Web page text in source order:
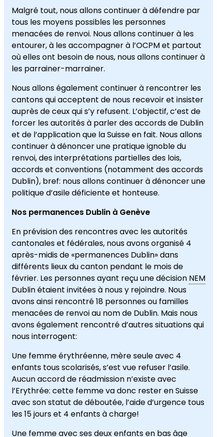
Malgré tout, nous allons continuer à défendre par
tous les moyens possibles les personnes
menacées de renvoi. Nous allons continuer à les
entourer, à les accompagner à l’OCPM et partout
où elles ont besoin de nous, nous allons continuer à
les parrainer-marrainer.
Nous allons également continuer à rencontrer les
cantons qui acceptent de nous recevoir et insister
auprès de ceux qui s’y refusent. L’objectif, c’est de
forcer les autorités à parler des accords de Dublin
et de l’application que la Suisse en fait. Nous allons
continuer à dénoncer une pratique ignoble du
renvoi, des interprétations partielles des lois,
accords et conventions (notamment des accords
Dublin), bref: nous allons continuer à dénoncer une
politique d’asile déficiente et honteuse.
Nos permanences Dublin à Genève
En prévision des rencontres avec les autorités
cantonales et fédérales, nous avons organisé 4
après-midis de «permanences Dublin» dans
différents lieux du canton pendant le mois de
février. Les personnes ayant reçu une décision NEM
Dublin étaient invitées à nous y rejoindre. Nous
avons ainsi rencontré 18 personnes ou familles
menacées de renvoi au nom de Dublin. Mais nous
avons également rencontré d’autres situations qui
nous interrogent:
Une femme érythréenne, mère seule avec 4
enfants tous scolarisés, s’est vue refuser l’asile.
Aucun accord de réadmission n’existe avec
l’Erythrée: cette femme va donc rester en Suisse
avec son statut de déboutée, l’aide d’urgence tous
les 15 jours et 4 enfants à charge!
Une femme avec ses deux enfants en bas âge